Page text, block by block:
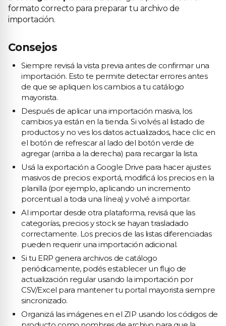
formato correcto para preparar tu archivo de
importación.
Consejos
Siempre revisá la vista previa antes de confirmar una
importación. Esto te permite detectar errores antes
de que se apliquen los cambios a tu catálogo
mayorista.
Después de aplicar una importación masiva, los
cambios ya están en la tienda. Si volvés al listado de
productos y no ves los datos actualizados, hace clic en
el botón de refrescar al lado del botón verde de
agregar (arriba a la derecha) para recargar la lista.
Usá la exportación a Google Drive para hacer ajustes
masivos de precios: exportá, modificá los precios en la
planilla (por ejemplo, aplicando un incremento
porcentual a toda una línea) y volvé a importar.
Al importar desde otra plataforma, revisá que las
categorías, precios y stock se hayan trasladado
correctamente. Los precios de las listas diferenciadas
pueden requerir una importación adicional.
Si tu ERP genera archivos de catálogo
periódicamente, podés establecer un flujo de
actualización regular usando la importación por
CSV/Excel para mantener tu portal mayorista siempre
sincronizado.
Organizá las imágenes en el ZIP usando los códigos de